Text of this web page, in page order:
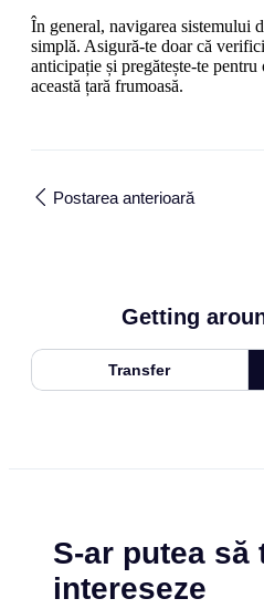
În general, navigarea sistemului
simplă. Asigură-te doar că
anticipație și pregătește-te
această țară frumoasă.
Postarea anterioară
Getting
Transfer
S-ar putea să
intereseze